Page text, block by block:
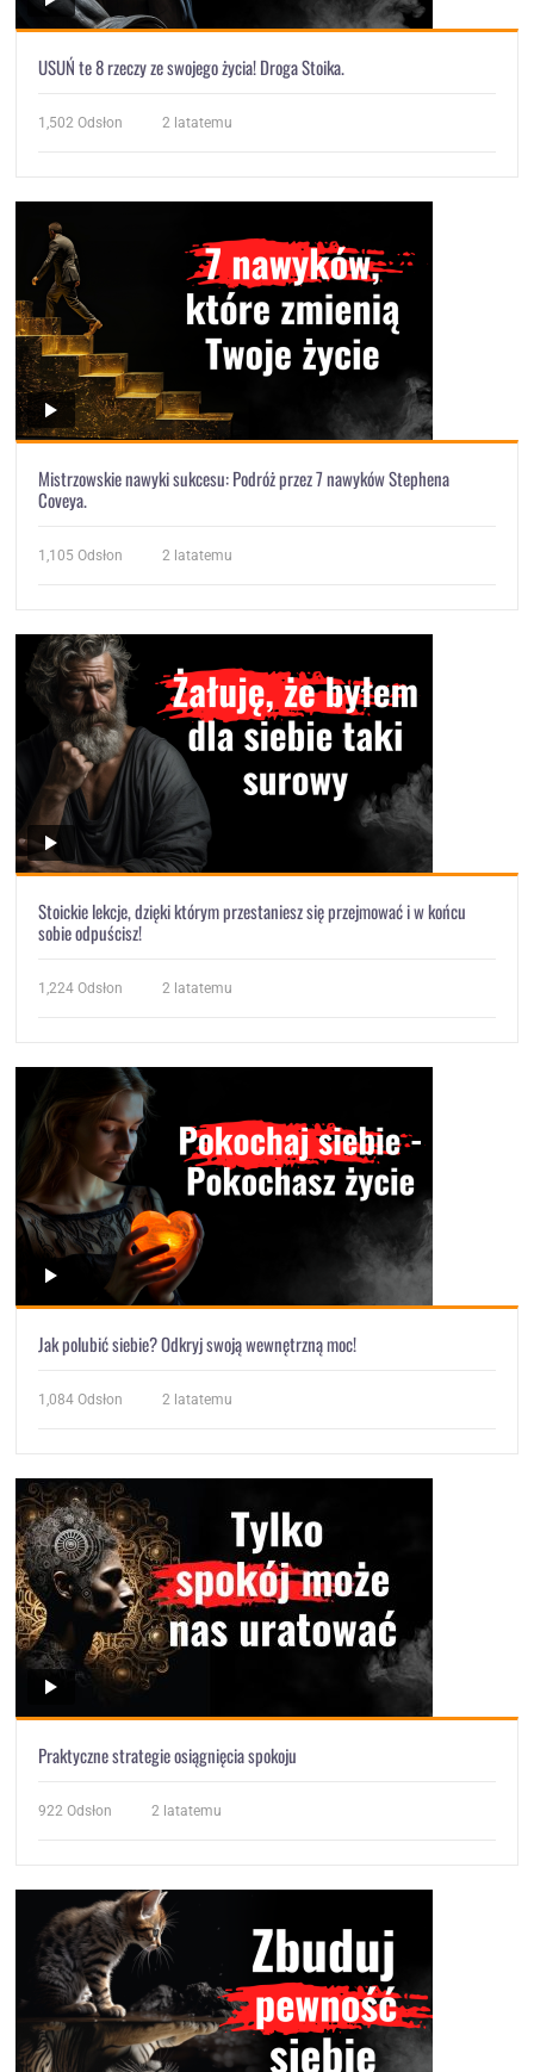
USUŃ te 8 rzeczy ze swojego życia! Droga Stoika.
1,502 Odsłon 2 latatemu
Mistrzowskie nawyki sukcesu: Podróż przez 7 nawyków Stephena
Coveya.
1,105 Odsłon 2 latatemu
Stoickie lekcje, dzięki którym przestaniesz się przejmować i w końcu
sobie odpuścisz!
1,224 Odsłon 2 latatemu
Jak polubić siebie? Odkryj swoją wewnętrzną moc!
1,084 Odsłon 2 latatemu
Praktyczne strategie osiągnięcia spokoju
922 Odsłon 2 latatemu